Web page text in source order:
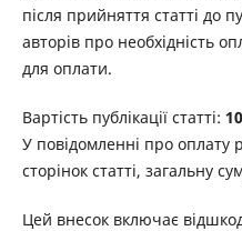
після прийняття статті до
авторів про необхідність
для оплати.
Вартість публікації статті:
У повідомленні про оплату
сторінок статті, загальну
Цей внесок включає